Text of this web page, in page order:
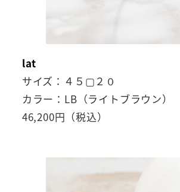
lat
サイズ：４５▢２０
カラー：LB（ライトブラウン）
46,200円（税込）